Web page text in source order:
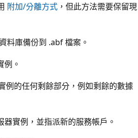
附加/分離方式 ，但此方法需要保留現
料庫備份到 .abf 檔案。
例。
例的任何剩餘部分，例如剩餘的數據
器實例，並指派新的服務帳戶。